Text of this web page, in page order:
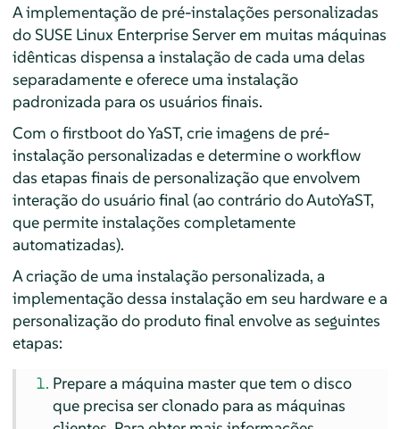
A implementação de pré-instalações personalizadas
do SUSE Linux Enterprise Serverem muitas máquinas
idênticas dispensa a instalação de cada uma delas
separadamente e oferece uma instalação
padronizada para os usuários finais.
Com o firstboot do YaST, crie imagens de pré-
instalação personalizadas e determine o workflow
das etapas finais de personalização que envolvem
interação do usuário final (ao contrário do AutoYaST,
que permite instalações completamente
automatizadas).
A criação de uma instalação personalizada, a
implementação dessa instalação em seu hardware e a
personalização do produto final envolve as seguintes
etapas:
Prepare a máquina master que tem o disco
que precisa ser clonado para as máquinas